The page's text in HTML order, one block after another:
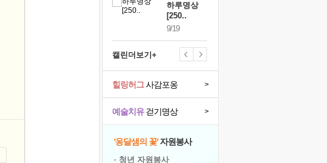
하루명상
[250..
9/19
캘린더보기+
예술치유걷기명상 >
힐링허그사감포옹 >
'옹달샘의 꽃'자원봉사
· 청년 자원봉사